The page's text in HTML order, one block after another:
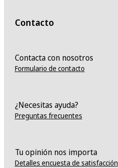
Contacto
Contacta con nosotros
Formulario de contacto
¿Necesitas ayuda?
Preguntas frecuentes
Tu opinión nos importa
Detalles encuesta de satisfacción